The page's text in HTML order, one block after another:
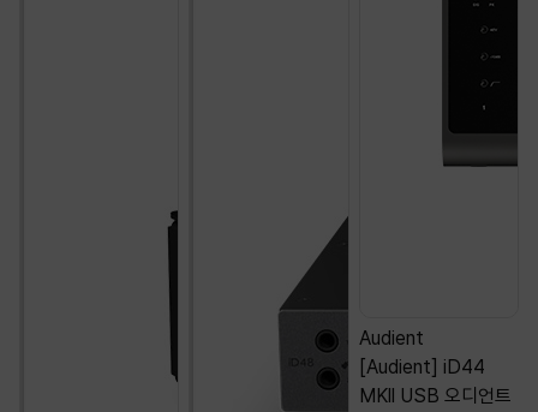
Audient
[Audient] iD44
MKll USB 오디언트